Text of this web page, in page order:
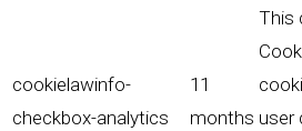
cookielawinfo-
checkbox-analytics
11
months
This
user